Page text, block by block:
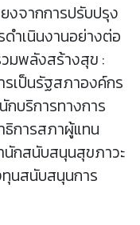
งจากการปรับปรุง
ดำเนินงานอย่างต่อ
มพลังสร้างสุข :
เป็นรัฐสภาองค์กร
กบริการทางการ
ธิการสภาผู้แทน
กสนับสนุนสุขภาวะ
นสนับสนุนการ